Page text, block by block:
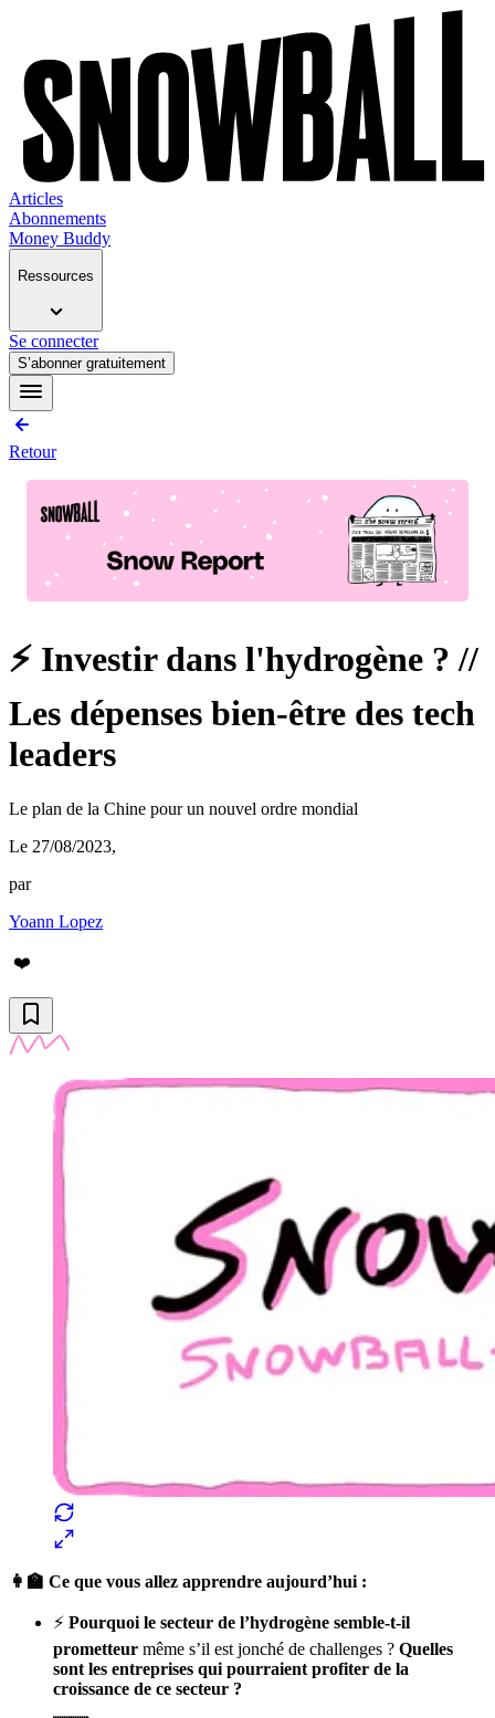
Articles
Abonnements
Money Buddy
Ressources
Se connecter
S’abonner gratuitement
Retour
⚡️ Investir dans l'hydrogène ? //
Les dépenses bien-être des tech
leaders
Le plan de la Chine pour un nouvel ordre mondial
Le 27/08/2023,
par
Yoann Lopez
❤️
👩‍🏫 Ce que vous allez apprendre aujourd’hui :
⚡️ Pourquoi le secteur de l’hydrogène semble-t-il
prometteur même s’il est jonché de challenges ? Quelles
sont les entreprises qui pourraient profiter de la
croissance de ce secteur ?